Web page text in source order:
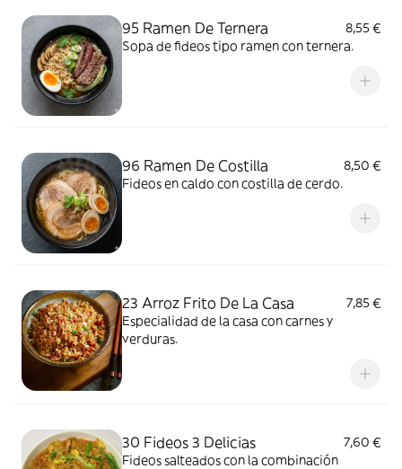
95 Ramen De Ternera
8,55 €
Sopa de fideos tipo ramen con ternera.
96 Ramen De Costilla
8,50 €
Fideos en caldo con costilla de cerdo.
23 Arroz Frito De La Casa
7,85 €
Especialidad de la casa con carnes y
verduras.
30 Fideos 3 Delicias
7,60 €
Fideos salteados con la combinación